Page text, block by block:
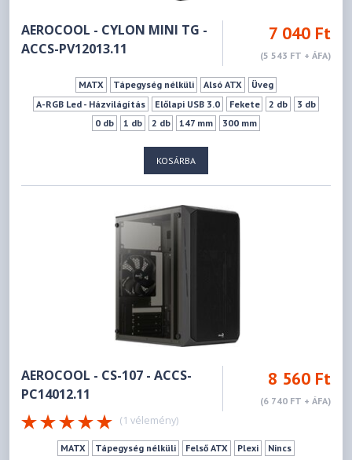
AEROCOOL - CYLON MINI TG -
ACCS-PV12013.11
7 040 Ft
(5 543 FT + ÁFA)
MATX Tápegység nélküli Alsó ATX
Üveg
A-RGB Led - Házvilágítás
Előlapi USB 3.0 Fekete 2 db
3 db
0 db
1 db 2 db 147 mm 300 mm
KOSÁRBA
AEROCOOL - CS-107 - ACCS-
PC14012.11
8 560 Ft
(6 740 FT + ÁFA)
(1 vélemény)
MATX Tápegység nélküli Felső ATX Plexi
Nincs